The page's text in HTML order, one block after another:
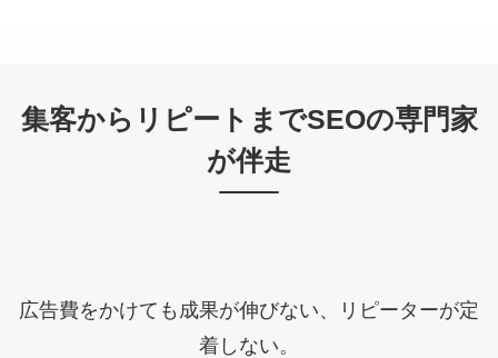
集客からリピートまでSEOの専門家
が伴走
広告費をかけても成果が伸びない、リピーターが定
着しない。